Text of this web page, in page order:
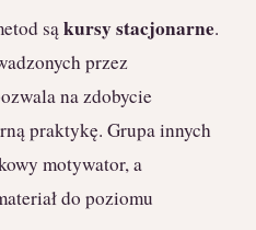
sąkursy stacjonarne.
przez
na zdobycie
praktykę. Grupa innych
motywator, a
do poziomu